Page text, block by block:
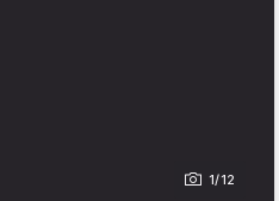
1/12